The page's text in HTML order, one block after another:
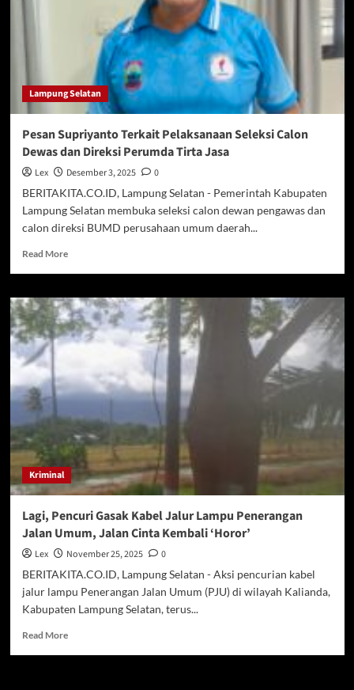
Masih
Dijabat
Pelaksana
Lampung Selatan
Pesan Supriyanto Terkait Pelaksanaan Seleksi Calon
Dewas dan Direksi Perumda Tirta Jasa
Lex Desember 3, 2025
0
BERITAKITA.CO.ID, Lampung Selatan - Pemerintah Kabupaten
Lampung Selatan membuka seleksi calon dewan pengawas dan
calon direksi BUMD perusahaan umum daerah...
Read MoreRead
Pesan
Supriyanto
Terkait
Pelaksanaan
Dewas
dan
Direksi
Perumda
Tirta
Jasa
Kriminal
Lagi, Pencuri Gasak Kabel Jalur Lampu Penerangan
Jalan Umum, Jalan Cinta Kembali ‘Horor’
Lex November 25, 2025
0
BERITAKITA.CO.ID, Lampung Selatan - Aksi pencurian kabel
jalur lampu Penerangan Jalan Umum (PJU) di wilayah Kalianda,
Kabupaten Lampung Selatan, terus...
Read MoreRead